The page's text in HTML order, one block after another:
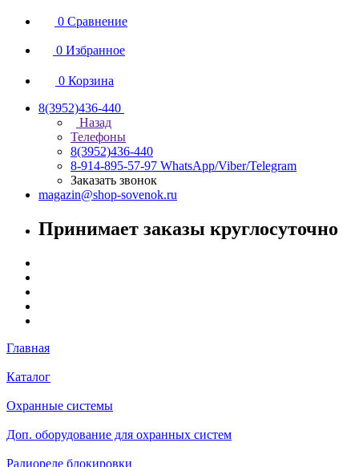
0 Сравнение
0 Избранное
0 Корзина
8(3952)436-440
Назад
Телефоны
8(3952)436-440
8-914-895-57-97 WhatsApp/Viber/Telegram
Заказать звонок
magazin@shop-sovenok.ru
Принимает заказы круглосуточно
Главная
Каталог
Охранные системы
Доп. оборудование для охранных систем
Радиореле блокировки